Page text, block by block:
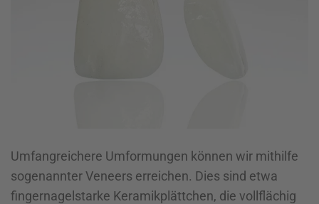
Umfangreichere Umformungen können wir mithilfe
sogenannter Veneers erreichen. Dies sind etwa
fingernagelstarke Keramikplättchen, die vollflächig